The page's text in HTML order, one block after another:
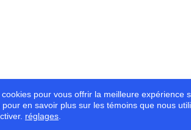
pour vous offrir la meilleure expérience
en savoir plus sur les témoins que nous
réglages